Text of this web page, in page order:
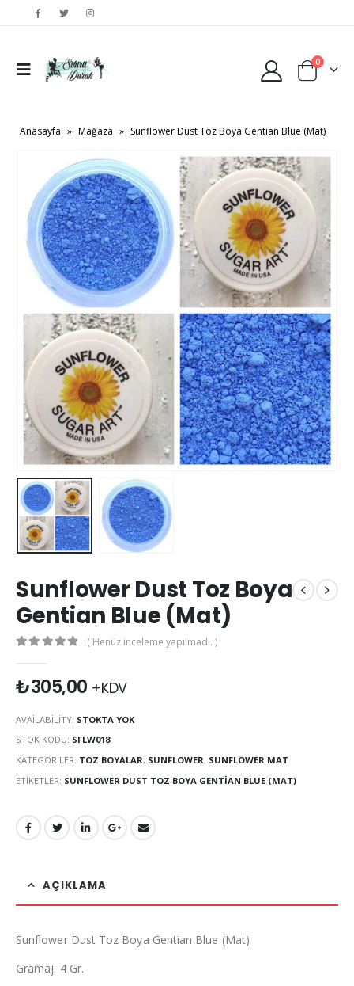
0
Anasayfa » Mağaza » Sunflower Dust Toz Boya Gentian Blue (Mat)
Sunflower Dust Toz Boya
Gentian Blue (Mat)
( Henüz inceleme yapılmadı. )
₺305,00 +KDV
AVAILABILITY: STOKTA YOK
STOK KODU: SFLW018
KATEGORILER: TOZ BOYALAR, SUNFLOWER, SUNFLOWER MAT
ETIKETLER: SUNFLOWER DUST TOZ BOYA GENTIAN BLUE (MAT)
AÇIKLAMA
Sunflower Dust Toz Boya Gentian Blue (Mat)
Gramaj: 4 Gr.